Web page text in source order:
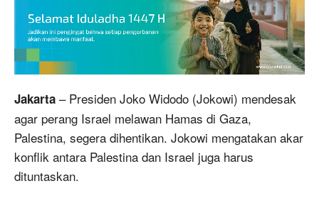
Jakarta – Presiden Joko Widodo (Jokowi) mendesak
agar perang Israel melawan Hamas di Gaza,
Palestina, segera dihentikan. Jokowi mengatakan akar
konflik antara Palestina dan Israel juga harus
dituntaskan.